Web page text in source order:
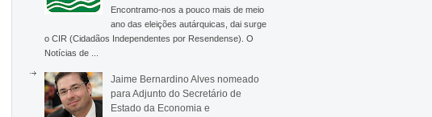
Encontramo-nos a pouco mais de meio
ano das eleições autárquicas, dai surge
o CIR (Cidadãos Independentes por Resendense). O
Notícias de ...
Jaime Bernardino Alves nomeado
para Adjunto do Secretário de
Estado da Economia e